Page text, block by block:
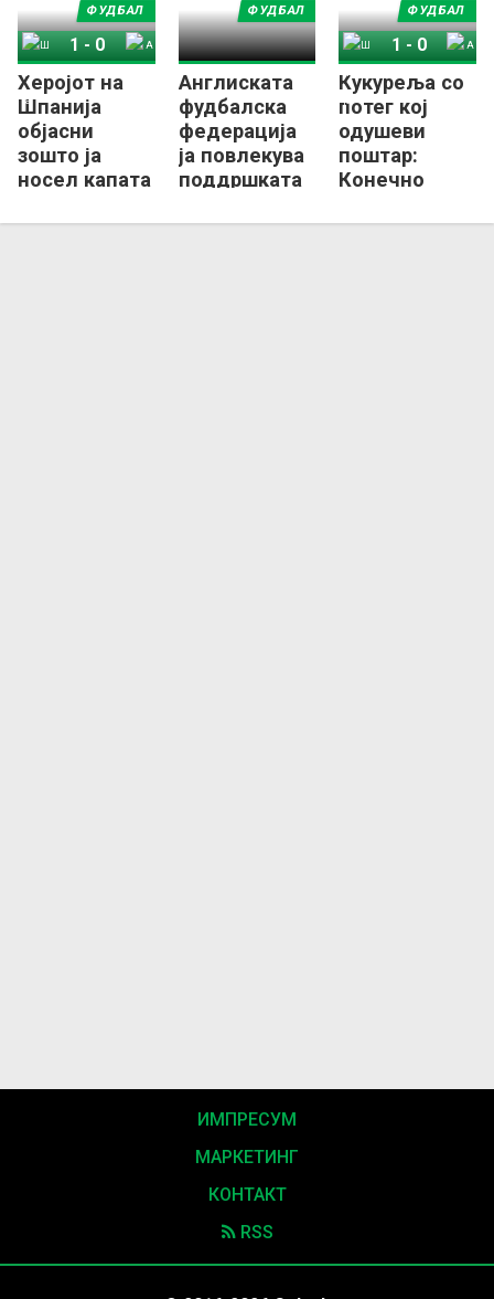
Херојот на
Шпанија
објасни
зошто ја
носел капата
на Трамп“
ФУДБАЛ
Шпанија
1 - 0
Англиската
фудбалска
федерација
ја повлекува
поддршката
Инфантино!
ФУДБАЛ
Кукуреља со
потег кој
одушеви
поштар:
Конечно
со медал од
ФУДБАЛ
Шпанија
1 - 0
ИМПРЕСУМ
МАРКЕТИНГ
КОНТАКТ
RSS